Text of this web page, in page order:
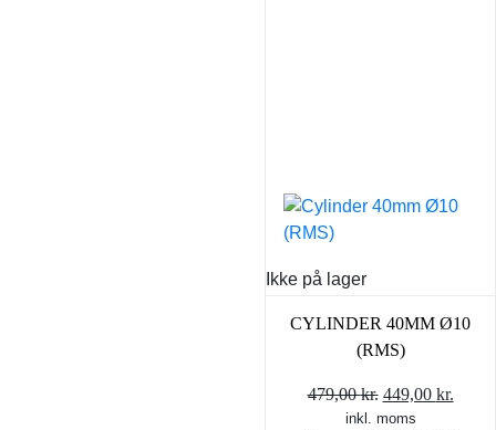
Ikke på lager
CYLINDER 40MM Ø10
(RMS)
479,00kr. Den
oprindelige
449,00 kr.
inkl. moms